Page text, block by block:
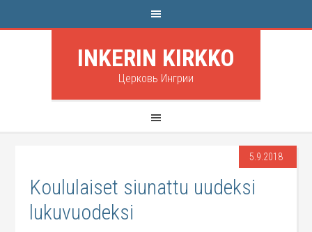
INKERIN KIRKKO
Церковь Ингрии
5.9.2018
Koululaiset siunattu uudeksi
lukuvuodeksi